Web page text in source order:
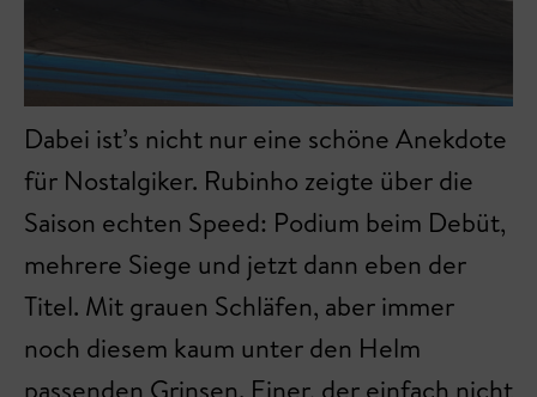
Dabei ist’s nicht nur eine schöne Anekdote
für Nostalgiker. Rubinho zeigte über die
Saison echten Speed: Podium beim Debüt,
mehrere Siege und jetzt dann eben der
Titel. Mit grauen Schläfen, aber immer
noch diesem kaum unter den Helm